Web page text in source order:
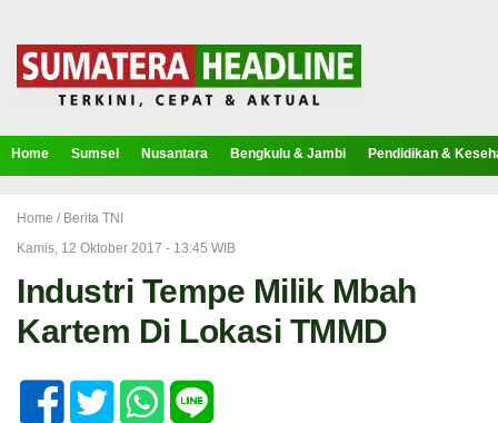
Home Sumsel Nusantara Bengkulu & Jambi Pendidikan &
Home / Berita TNI
Kamis, 12 Oktober 2017 - 13:45 WIB
Industri Tempe Milik Mbah
Kartem Di Lokasi TMMD